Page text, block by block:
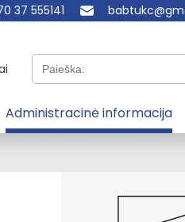
37 555141
Paieška:
Administracinė informacija